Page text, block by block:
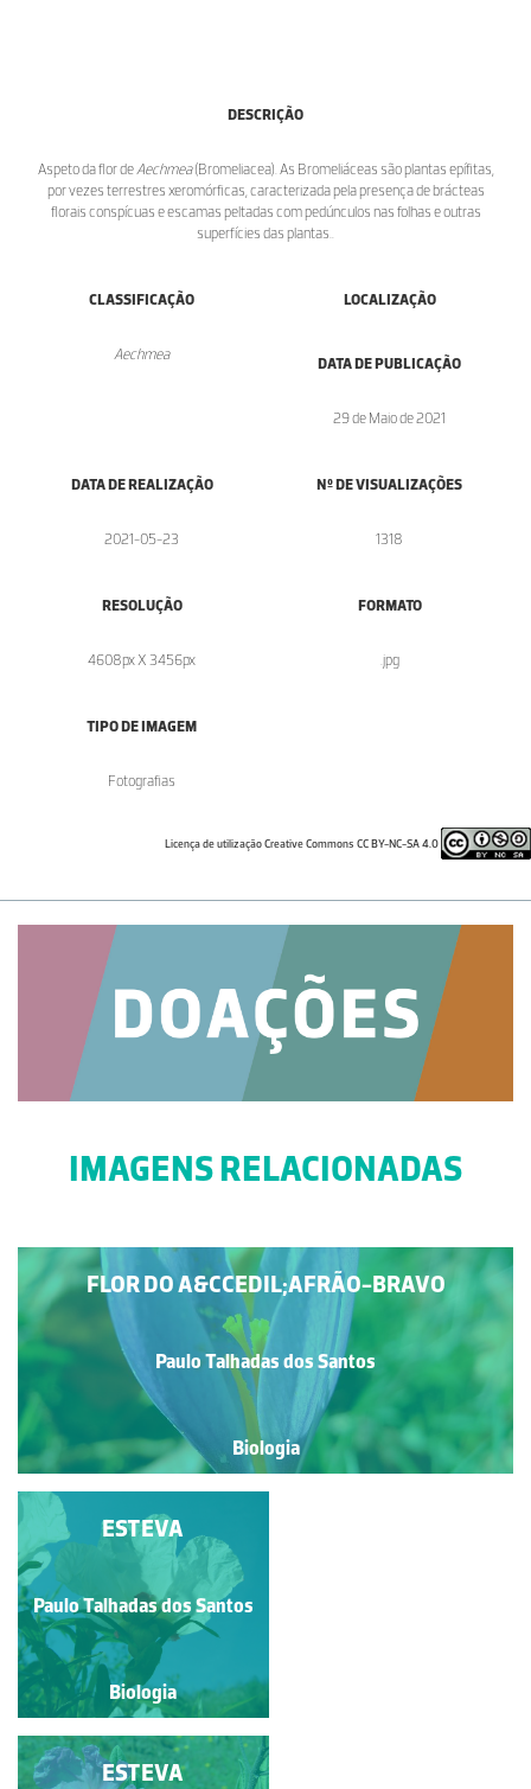
DESCRIÇÃO
Aspeto da flor deAechmea(Bromeliacea). As Bromeliáceas são plantas epífitas,
por vezes terrestres xeromórficas, caracterizada pela presença de brácteas
florais conspícuas e escamas peltadas com pedúnculos nas folhas e outras
superfícies das plantas..
CLASSIFICAÇÃO
Aechmea
LOCALIZAÇÃO
DATA DE PUBLICAÇÃO
29 de Maio de 2021
DATA DE REALIZAÇÃO
2021-05-23
Nº DE VISUALIZAÇÕES
1318
RESOLUÇÃO
4608px X 3456px
FORMATO
.jpg
TIPO DE IMAGEM
Fotografias
Licença de utilização Creative Commons CC BY-NC-SA 4.0
IMAGENS RELACIONADAS
FLOR DO A&CCEDIL;AFRÃO-BRAVO
Paulo Talhadas dos Santos
Biologia
FLORES DO
MEDRONHEIRO
Paulo Talhadas dos Santos
Biologia
ESTEVA
Paulo Talhadas dos Santos
Biologia
AMENDOEIRA
ESTEVA